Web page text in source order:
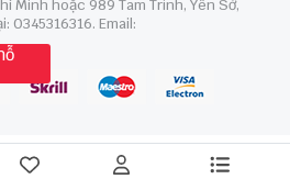
Minh hoặc 989 Tam Trinh, Yên Sở,
0345316316. Email: